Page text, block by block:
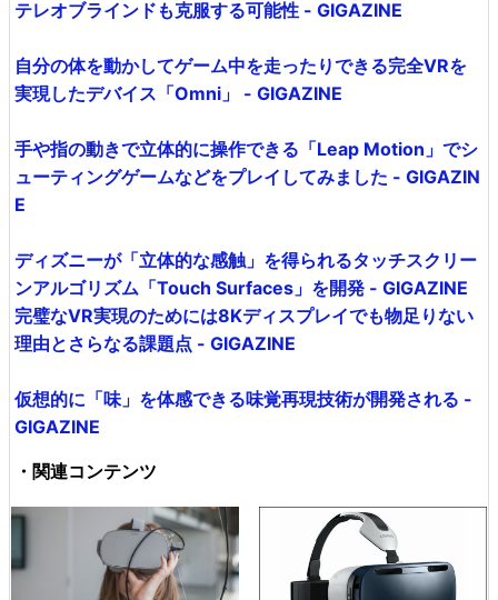
テレオブラインドも克服する可能性 - GIGAZINE
自分の体を動かしてゲーム中を走ったりできる完全VRを
実現したデバイス「Omni」 - GIGAZINE
手や指の動きで立体的に操作できる「Leap Motion」でシ
ューティングゲームなどをプレイしてみました - GIGAZIN
E
ディズニーが「立体的な感触」を得られるタッチスクリー
ンアルゴリズム「Touch Surfaces」を開発 - GIGAZINE
完璧なVR実現のためには8Kディスプレイでも物足りない
理由とさらなる課題点 - GIGAZINE
仮想的に「味」を体感できる味覚再現技術が開発される -
GIGAZINE
・関連コンテンツ